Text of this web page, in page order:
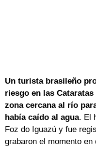
Un turista brasileño
riesgo en las
zona cercana al río
había caído al agua. El
Foz do Iguazú y fue
grabaron el momento